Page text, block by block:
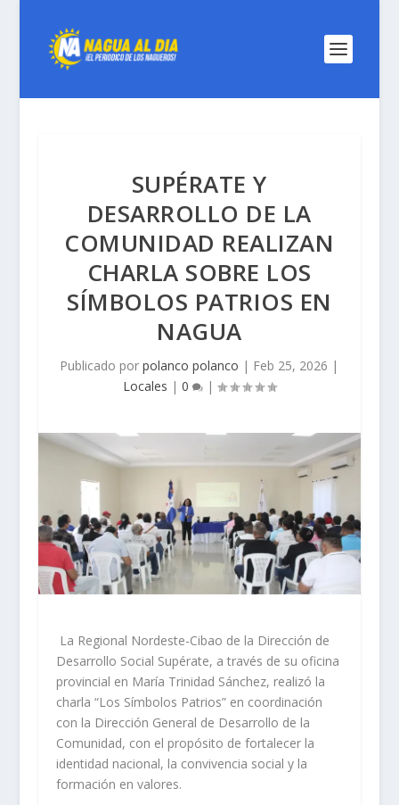
SUPÉRATE Y
DESARROLLO DE LA
COMUNIDAD REALIZAN
CHARLA SOBRE LOS
SÍMBOLOS PATRIOS EN
NAGUA
Publicado porpolanco polanco | Feb 25, 2026 |
Locales | 0 |
La Regional Nordeste-Cibao de la Dirección de
Desarrollo Social Supérate, a través de su oficina
provincial en María Trinidad Sánchez, realizó la
charla “Los Símbolos Patrios” en coordinación
con la Dirección General de Desarrollo de la
Comunidad, con el propósito de fortalecer la
identidad nacional, la convivencia social y la
formación en valores.